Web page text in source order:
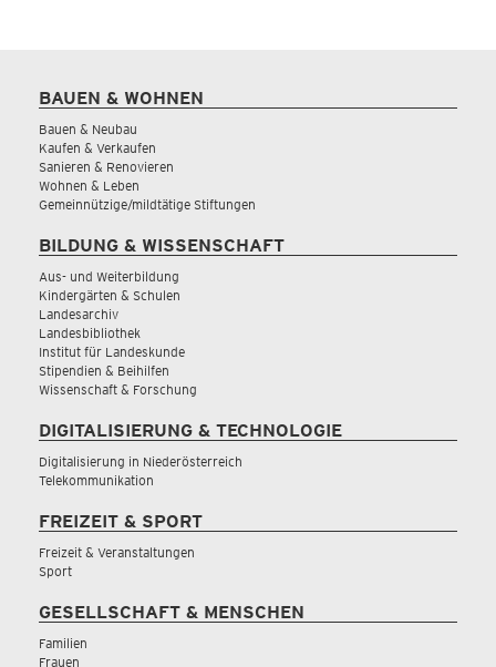
BAUEN & WOHNEN
Bauen & Neubau
Kaufen & Verkaufen
Sanieren & Renovieren
Wohnen & Leben
Gemeinnützige/mildtätige Stiftungen
BILDUNG & WISSENSCHAFT
Aus- und Weiterbildung
Kindergärten & Schulen
Landesarchiv
Landesbibliothek
Institut für Landeskunde
Stipendien & Beihilfen
Wissenschaft & Forschung
DIGITALISIERUNG & TECHNOLOGIE
Digitalisierung in Niederösterreich
Telekommunikation
FREIZEIT & SPORT
Freizeit & Veranstaltungen
Sport
GESELLSCHAFT & MENSCHEN
Familien
Frauen